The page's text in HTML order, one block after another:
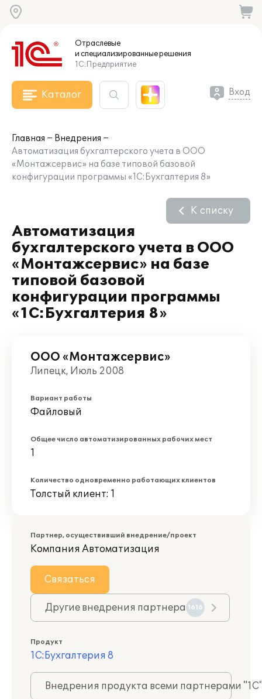
Отраслевые
и специализированныерешения
1С:Предприятие
Каталог Вход
Главная
Внедрения
Автоматизация бухгалтерского учета в ООО
«Монтажcервис» на базе типовой базовой
конфигурации программы «1С:Бухгалтерия 8»
Автоматизация
бухгалтерского учета в ООО
«Монтажcервис» на базе
типовой базовой
конфигурации программы
«1С:Бухгалтерия 8»
К списку
ООО «Монтажcервис»
Липецк, Июль 2008
Вариант работы
Файловый
Общее число автоматизированных рабочих мест
1
Количество одновременно работающих клиентов
Толстый клиент: 1
Партнер, осуществивший внедрение/проект
Компания Автоматизация
Связаться
Другие внедрения партнера 1616
Продукт
1С:Бухгалтерия 8
Внедрения продукта всеми партнерами